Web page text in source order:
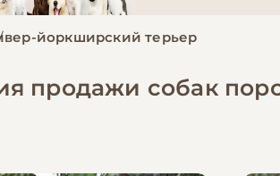
йоркширский терьер
продажи собак